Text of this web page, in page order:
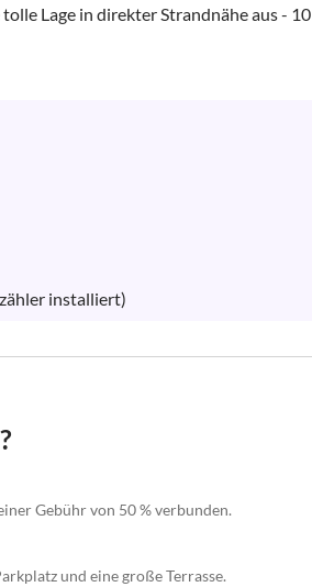
Lage in direkter Strandnähe aus - 10
installiert)
Gebühr von 50 % verbunden.
und eine große Terrasse.